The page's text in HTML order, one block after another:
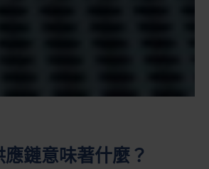
鏈意味著什麼？